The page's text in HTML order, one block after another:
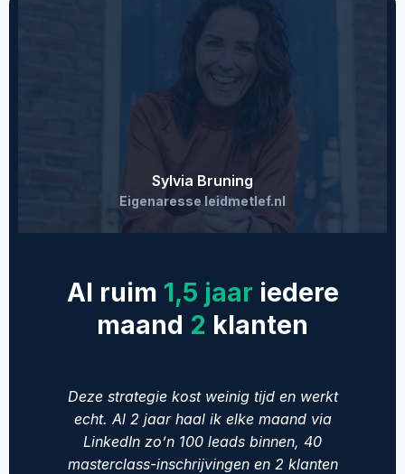
Sylvia Bruning
Eigenaresse leidmetlef.nl
Al ruim 1,5 jaar iedere
maand 2 klanten
Deze strategie kost weinig tijd en werkt
echt. Al 2 jaar haal ik elke maand via
LinkedIn zo’n 100 leads binnen, 40
masterclass-inschrijvingen en 2 klanten